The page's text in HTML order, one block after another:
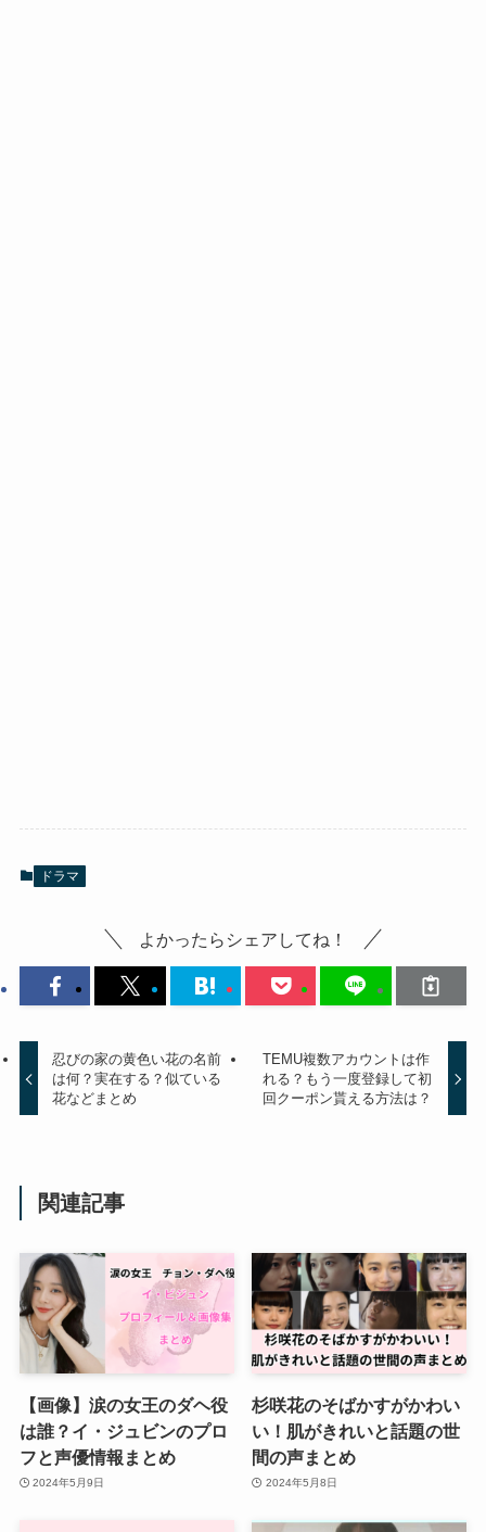
ドラマ
よかったらシェアしてね！
忍びの家の黄色い花の名前
は何？実在する？似ている
花などまとめ
TEMU複数アカウントは作
れる？もう一度登録して初
回クーポン貰える方法は？
関連記事
【画像】涙の女王のダヘ役
は誰？イ・ジュビンのプロ
フと声優情報まとめ
2024年5月9日
杉咲花のそばかすがかわい
い！肌がきれいと話題の世
間の声まとめ
2024年5月8日